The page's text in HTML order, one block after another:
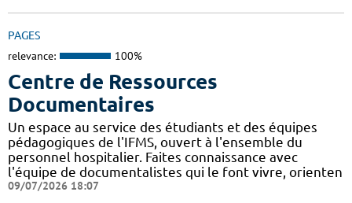
PAGES
relevance: 100%
Centre de Ressources
Documentaires
Un espace au service des étudiants et des équipes
pédagogiques de l'IFMS, ouvert à l'ensemble du
personnel hospitalier. Faites connaissance avec
l'équipe de documentalistes qui le font vivre, orienten
09/07/2026 18:07